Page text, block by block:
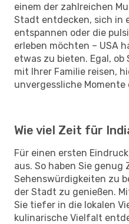
einem der zahlreichen
Stadt entdecken, sich in
entspannen oder die
erleben möchten – USA
etwas zu bieten. Egal, ob
mit Ihrer Familie reisen,
unvergessliche Momente
Wie viel Zeit für
Für einen ersten
aus. So haben Sie
Sehenswürdigkeiten zu
der Stadt zu genießen.
Sie tiefer in die lokalen
kulinarische Vielfalt